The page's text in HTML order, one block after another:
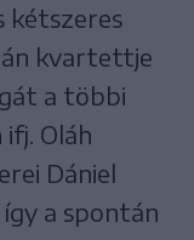
kétszeres
kvartettje
a többi
Oláh
Dániel
a spontán